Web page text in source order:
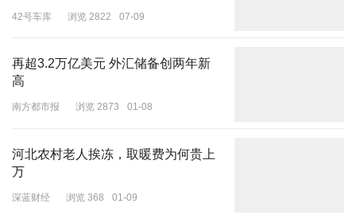
42号车库 浏览 2822 07-09
再超3.2万亿美元 外汇储备创两年新
高
南方都市报 浏览 2873 01-08
河北农村老人挨冻，取暖费为何贵上
万
深蓝财经 浏览 368 01-09